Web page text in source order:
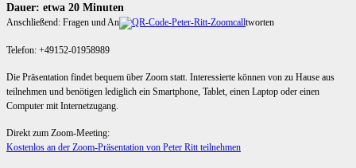
Dauer: etwa 20 Minuten
Anschließend: Fragen und An tworten
Telefon: +49152-01958989
Die Präsentation findet bequem über Zoom statt. Interessierte können von zu Hause aus
teilnehmen und benötigen lediglich ein Smartphone, Tablet, einen Laptop oder einen
Computer mit Internetzugang.
Direkt zum Zoom-Meeting:
Kostenlos an der Zoom-Präsentation von Peter Ritt teilnehmen